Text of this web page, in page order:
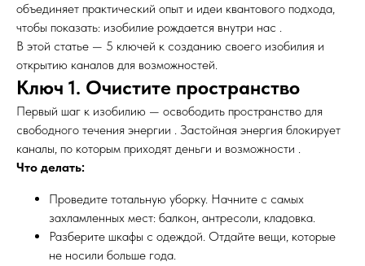
объединяет практический опыт и идеи квантового подхода,
чтобы показать: изобилие рождается внутри нас .
В этой статье — 5 ключей к созданию своего изобилия и
открытию каналов для возможностей.
Ключ 1. Очистите пространство
Первый шаг к изобилию — освободить пространство для
свободного течения энергии . Застойная энергия блокирует
каналы, по которым приходят деньги и возможности .
Что делать:
Проведите тотальную уборку. Начните с самых
захламленных мест: балкон, антресоли, кладовка.
Разберите шкафы с одеждой. Отдайте вещи, которые
не носили больше года.